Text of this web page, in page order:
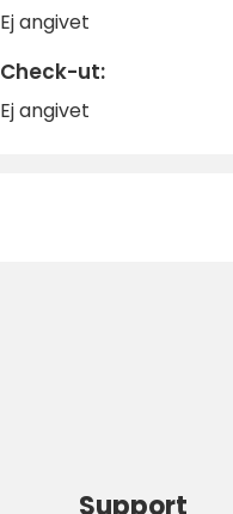
Ej angivet
Check-ut:
Ej angivet
Support